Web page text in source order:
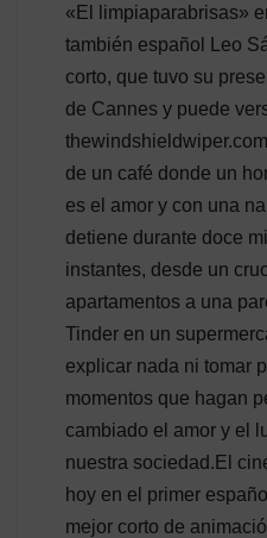
«El limpiaparabrisas»
también español Leo
corto, que tuvo su
de Cannes y puede
de un café donde un
es el amor y con una
detiene durante doce
instantes, desde un
apartamentos a una
Tinder en un
explicar nada ni tomar
momentos que hagan
cambiado el amor y el
nuestra sociedad.El
hoy en el primer
mejor corto de